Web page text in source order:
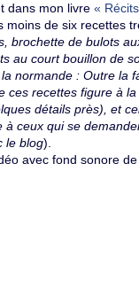
dans mon livre «
moins de six recettes
brochette de bulots
au court bouillon de
normande : Outre la
ces recettes figure à
détails près), et
à ceux qui se
le blog).
avec fond sonore de